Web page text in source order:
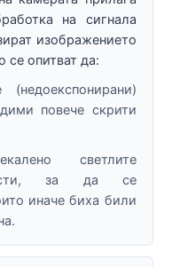
на сигнала
изображението
се опитват да:
повече скрити
светлите
за да се
иначе биха били